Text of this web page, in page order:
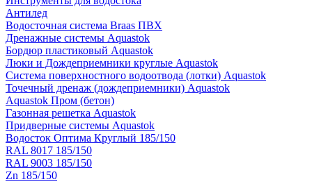
Антилед
Водосточная система Braas ПВХ
Дренажные системы Aquastok
Бордюр пластиковый Aquastok
Люки и Дождеприемники круглые Aquastok
Система поверхностного водоотвода (лотки) Aquastok
Точечный дренаж (дождеприемники) Aquastok
Aquastok Пром (бетон)
Газонная решетка Aquastok
Придверные системы Aquastok
Водосток Оптима Круглый 185/150
RAL 8017 185/150
RAL 9003 185/150
Zn 185/150